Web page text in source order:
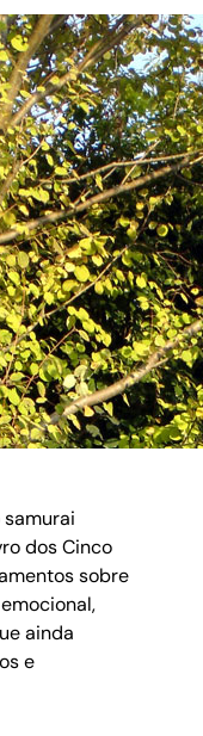
dos Cinco
sobre
ainda
e